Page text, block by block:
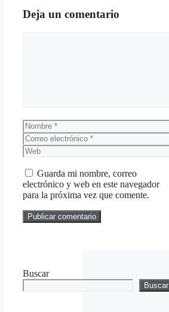
Deja un comentario
Nombre
Correo
electrónico
Web
Guarda mi nombre, correo
electrónico y web en este navegador
para la próxima vez que comente.
Buscar
Buscar